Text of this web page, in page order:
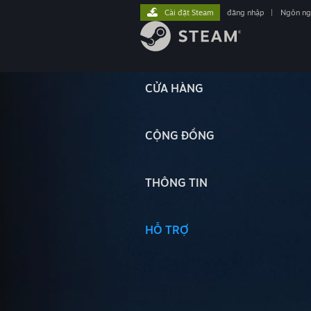
CỬA HÀNG
CỘNG ĐỒNG
THÔNG TIN
HỖ TRỢ
Cài đặt Steam đăng nhập Ngôn